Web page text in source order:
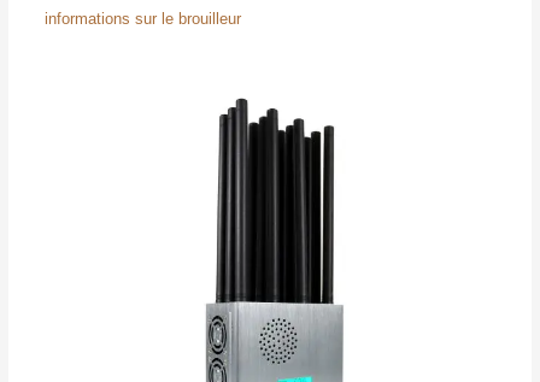
informations sur le brouilleur